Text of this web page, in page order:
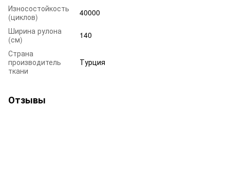
Износостойкость
(циклов)
40000
Ширина рулона
(см)
140
Страна
производитель
ткани
Турция
Отзывы